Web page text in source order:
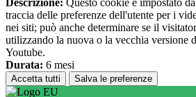
Descrizione: Questo cookie è impostato
traccia delle preferenze dell'utente per i
nei siti; può anche determinare se il
utilizzando la nuova o la vecchia versione
Youtube.
Durata: 6 mesi
Accetta tutti Salva le preferenze